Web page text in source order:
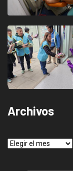
Archivos
Archivos